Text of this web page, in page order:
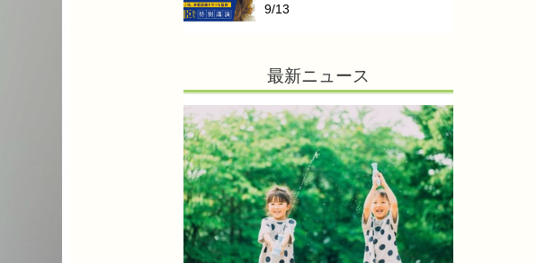
9/13
最新ニュース